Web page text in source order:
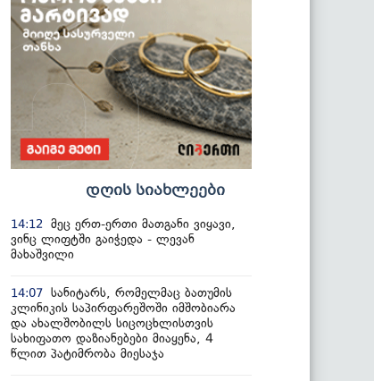
დღის სიახლეები
14:12
მეც ერთ-ერთი მათგანი ვიყავი,
ვინც ლიფტში გაიჭედა - ლევან
მახაშვილი
14:07 სანიტარს, რომელმაც ბათუმის
კლინიკის საპირფარეშოში იმშობიარა
და ახალშობილს სიცოცხლისთვის
სახიფათო დაზიანებები მიაყენა, 4
წლით პატიმრობა მიესაჯა